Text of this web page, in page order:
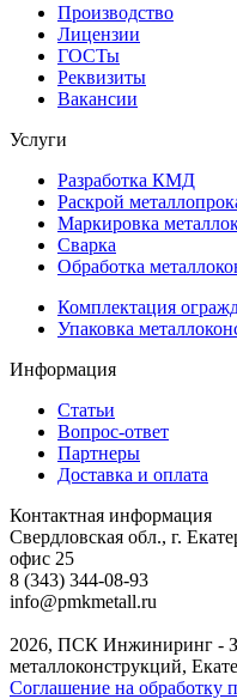
Производство
Лицензии
ГОСТы
Реквизиты
Вакансии
Услуги
Разработка КМД
Раскрой
Маркировка
Сварка
Обработка
Комплектация
Упаковка
Информация
Статьи
Вопрос-ответ
Партнеры
Доставка и оплата
Контактная информация
Свердловская обл., г.
офис 25
8 (343) 344-08-93
info@pmkmetall.ru
2026, ПСК Инжиниринг -
металлоконструкций,
Соглашение на обработку